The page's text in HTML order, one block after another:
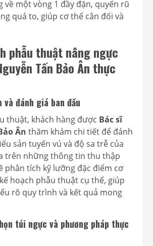
về một vòng 1 đầy đặn, quyến rũ
quá to, giúp cơ thể cân đối và
phẫu thuật nâng ngực
Tấn Bảo Ân thực
và đánh giá ban đầu
thuật, khách hàng được Bác sĩ
Ân thăm khám chi tiết để đánh
sản tuyến vú và độ sa trễ của
trên những thông tin thu thập
phân tích kỹ lưỡng đặc điểm cơ
hoạch phẫu thuật cụ thể, giúp
rõ quy trình và kết quả mong
túi ngực và phương pháp thực